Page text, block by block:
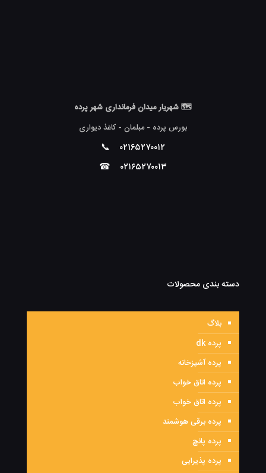
🗺 شهریار میدان فرمانداری شهر پرده
بورس پرده - مبلمان - کاغذ دیواری
۰۲۱۶۵۲۷۰۰۱۲ 📞
۰۲۱۶۵۲۷۰۰۱۳ ☎
دسته بندی محصولات
بلاگ
پرده dk
پرده آشپزخانه
پرده اتاق خواب
پرده اتاق خواب
پرده برقی هوشمند
پرده پانچ
پرده پذیرایی